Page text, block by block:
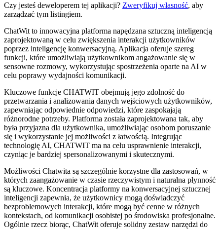
Czy jesteś deweloperem tej aplikacji? Zweryfikuj własność, aby
zarządzać tym listingiem.
ChatWit to innowacyjna platforma napędzana sztuczną inteligencją
zaprojektowaną w celu zwiększenia interakcji użytkowników
poprzez inteligencję konwersacyjną. Aplikacja oferuje szereg
funkcji, które umożliwiają użytkownikom angażowanie się w
sensowne rozmowy, wykorzystując spostrzeżenia oparte na AI w
celu poprawy wydajności komunikacji.
Kluczowe funkcje CHATWIT obejmują jego zdolność do
przetwarzania i analizowania danych wejściowych użytkowników,
zapewniając odpowiednie odpowiedzi, które zaspokajają
różnorodne potrzeby. Platforma została zaprojektowana tak, aby
była przyjazna dla użytkownika, umożliwiając osobom poruszanie
się i wykorzystanie jej możliwości z łatwością. Integrując
technologię AI, CHATWIT ma na celu usprawnienie interakcji,
czyniąc je bardziej spersonalizowanymi i skutecznymi.
Możliwości Chatwita są szczególnie korzystne dla zastosowań, w
których zaangażowanie w czasie rzeczywistym i naturalna płynność
są kluczowe. Koncentracja platformy na konwersacyjnej sztucznej
inteligencji zapewnia, że ​​użytkownicy mogą doświadczyć
bezproblemowych interakcji, które mogą być cenne w różnych
kontekstach, od komunikacji osobistej po środowiska profesjonalne.
Ogólnie rzecz biorąc, ChatWit oferuje solidny zestaw narzędzi do